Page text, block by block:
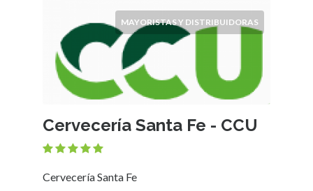
MAYORISTAS Y DISTRIBUIDORAS
Cervecería Santa Fe - CCU
Cervecería Santa Fe